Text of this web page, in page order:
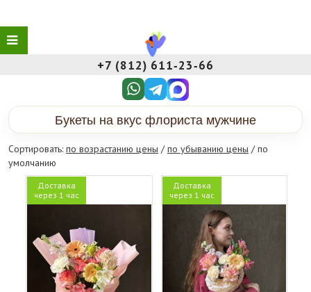
+7 (812) 611‑23‑66
Букеты на вкус флориста мужчине
Сортировать: по возрастанию цены /по убыванию цены / по
умолчанию
Доставка
через 1 час
Доставка
через 1 час